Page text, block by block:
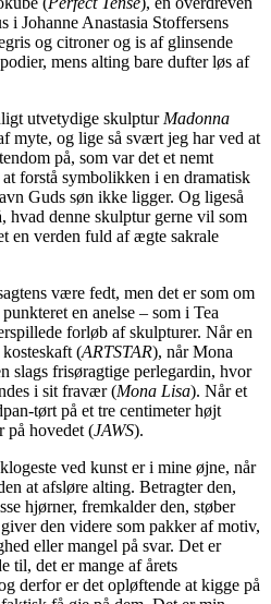
i Johanne Anastasia Stoffersens
og citroner og is af glinsende
mens alting bare dufter løs af
utvetydige skulptur Madonna
myte, og lige så svært jeg har ved at
på, som var det et nemt
forstå symbolikken i en dramatisk
Guds søn ikke ligger. Og ligeså
hvad denne skulptur gerne vil som
en verden fuld af ægte sakrale
være fedt, men det er som om
en anelse – som i Tea
forløb af skulpturer. Når en
(ARTSTAR), når Mona
slags frisøragtige perlegardin, hvor
i sit fravær (Mona Lisa). Når et
tørt på et tre centimeter højt
på hovedet (JAWS).
ved kunst er i mine øjne, når
at afsløre alting. Betragter den,
hjørner, fremkalder den, støber
den videre som pakker af motiv,
eller mangel på svar. Det er
til, det er mange af årets
derfor er det opløftende at kigge på